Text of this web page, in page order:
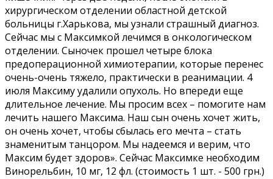
хирургическом отделении областной детской
больницы г.Харькова, мы узнали страшный диагноз.
Сейчас мы с Максимкой лечимся в онкологическом
отделении. Сыночек прошел четыре блока
предоперационной химиотерапии, которые перенес
очень-очень тяжело, практически в реанимации. 4
июля Максиму удалили опухоль. Но впереди еще
длительное лечение. Мы просим всех – помогите нам
лечить нашего Максима. Наш сын очень хочет жить,
он очень хочет, чтобы сбылась его мечта – стать
знаменитым танцором. Мы надеемся и верим, что
Максим будет здоров». Сейчас Максимке необходим
Винорельбин, 10 мг, 12 фл. (стоимость 1 шт. - 500 грн.)